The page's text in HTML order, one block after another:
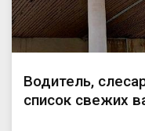
Водитель,
список свежих